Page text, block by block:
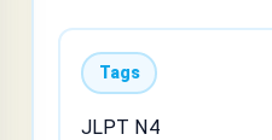
Tags
JLPT N4